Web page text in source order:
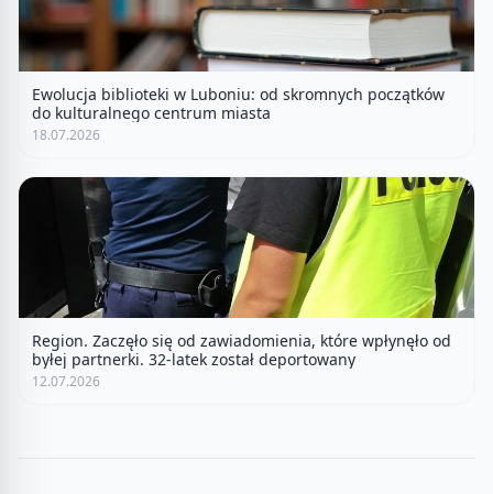
Ewolucja biblioteki w Luboniu: od skromnych początków
do kulturalnego centrum miasta
18.07.2026
Region. Zaczęło się od zawiadomienia, które wpłynęło od
byłej partnerki. 32-latek został deportowany
12.07.2026